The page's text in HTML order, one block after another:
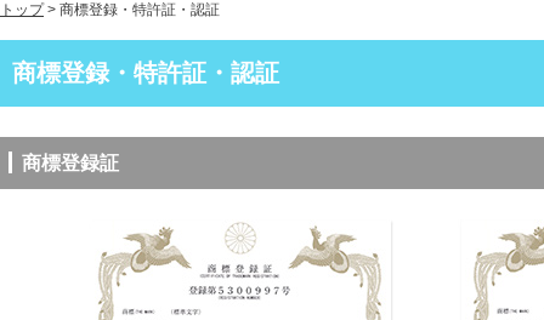
トップ> 商標登録・特許証・認証
商標登録・特許証・認証
商標登録証